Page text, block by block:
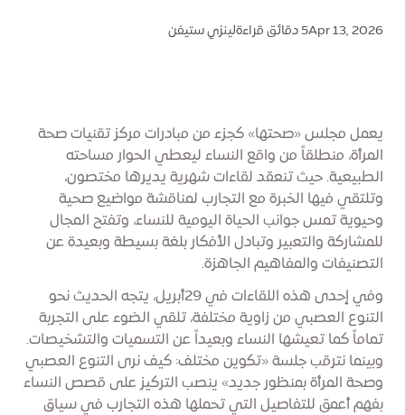
Apr 13, 20265 دقائق قراءة لينزي ستيفن
يعمل مجلس «صحتها» كجزء من مبادرات مركز تقنيات صحة
المرأة، منطلقاً من واقع النساء ليعطي الحوار مساحته
الطبيعية. حيث تنعقد لقاءات شهرية يديرها مختصون،
وتلتقي فيها الخبرة مع التجارب لمناقشة مواضيع صحية
وحيوية تمس جوانب الحياة اليومية للنساء، وتفتح المجال
للمشاركة والتعبير وتبادل الأفكار بلغة بسيطة وبعيدة عن
التصنيفات والمفاهيم الجاهزة.
وفي إحدى هذه اللقاءات في 29أبريل، يتجه الحديث نحو
التنوع العصبي من زاوية مختلفة، تلقي الضوء على التجربة
تماماً كما تعيشها النساء وبعيداً عن التسميات والتشخيصات.
وبينما نترقب جلسة «تكوين مختلف: كيف نرى التنوع العصبي
وصحة المرأة بمنظور جديد» ينصب التركيز على قصص النساء
بفهم أعمق للتفاصيل التي تحملها هذه التجارب في سياق